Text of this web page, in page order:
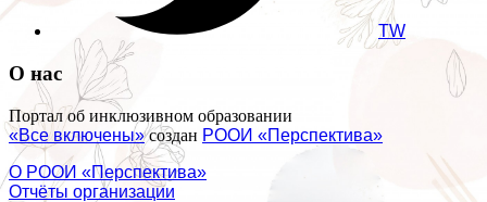
TW
О нас
Портал об инклюзивном образовании
«Все включены»создан РООИ «Перспектива»
О РООИ «Перспектива»
Отчёты организации